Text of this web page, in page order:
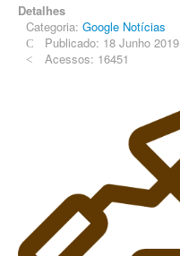
Detalhes
Categoria: Google Notícias
Publicado: 18 Junho 2019
Acessos: 16451